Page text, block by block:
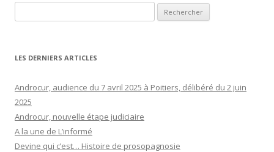
LES DERNIERS ARTICLES
Androcur, audience du 7 avril 2025 à Poitiers, délibéré du 2 juin
2025
Androcur, nouvelle étape judiciaire
A la une de L’informé
Devine qui c’est… Histoire de prosopagnosie